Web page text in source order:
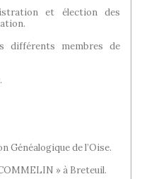
et élection des
différents membres de
Généalogique de l’Oise.
» à Breteuil.